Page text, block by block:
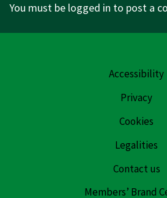
You must be logged in to post a
Accessibility
Privacy
Cookies
Legalities
Contact us
Members’ Brand